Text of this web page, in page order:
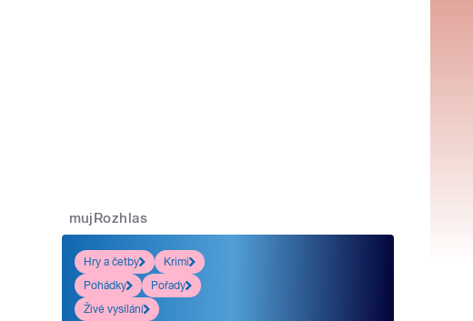
mujRozhlas
Hry a četby
Krimi
Pohádky
Pořady
Živé vysílání